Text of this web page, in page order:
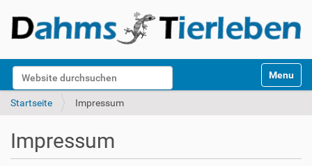
Website durchsuchen
k
Toggle
Startseite Impressum
Impressum